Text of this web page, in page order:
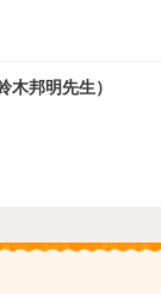
邦明先生）